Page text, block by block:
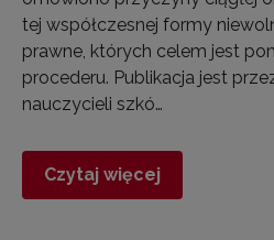
tej współczesnej formy
prawne, których celem jest
procederu. Publikacja jest
nauczycieli szkó…
Czytaj więcej